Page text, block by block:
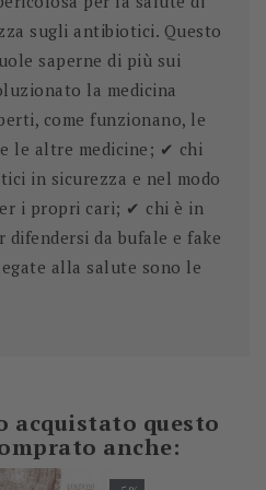
sugli antibiotici. Questo
saperne di più sui
la medicina
come funzionano, le
le altre medicine; ✔ chi
in sicurezza e nel modo
i propri cari; ✔ chi è in
difendersi da bufale e fake
alla salute sono le
acquistato questo
anche: